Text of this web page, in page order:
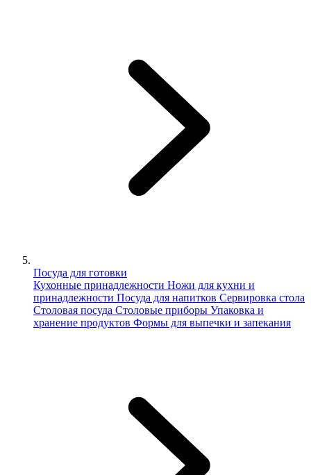
Посуда для готовки
Кухонные принадлежности Ножи для кухни и
принадлежности Посуда для напитков Сервировка стола
Столовая посуда Столовые приборы Упаковка и
хранение продуктов Формы для выпечки и запекания